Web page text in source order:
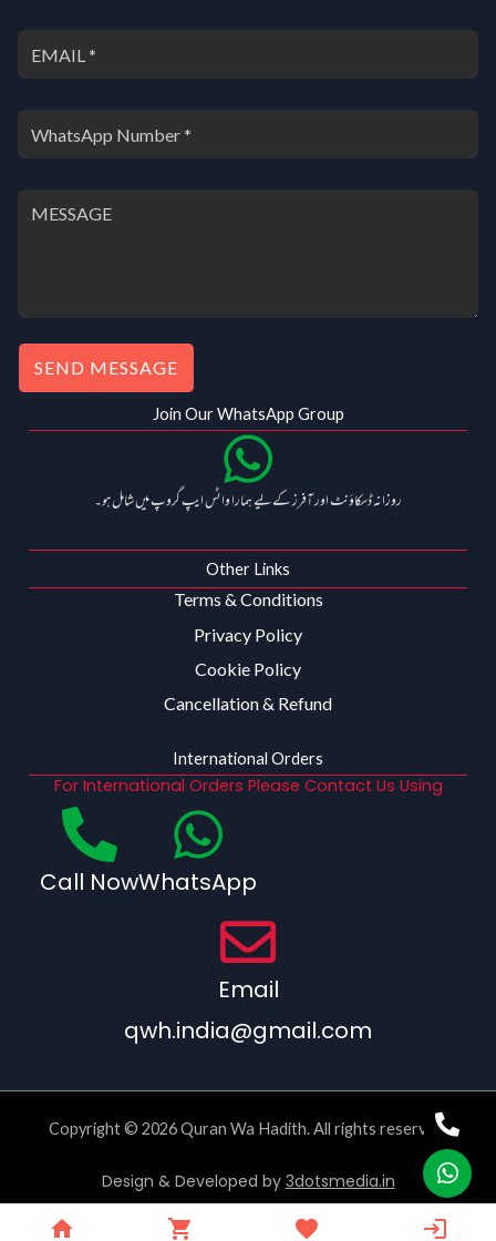
SEND MESSAGE
Join Our WhatsApp Group
روزانہ ڈسکاؤنٹ اور آفرز کے لیے ہمارا واٹس ایپ گروپ میں شامل ہو۔
Other Links
Terms & Conditions
Privacy Policy
Cookie Policy
Cancellation & Refund
International Orders
For International Orders Please Contact Us Using
Call NowWhatsApp
Email
qwh.india@gmail.com
Copyright © 2026 Quran Wa Hadith. All rights reserved.
Design & Developed by 3dotsmedia.in